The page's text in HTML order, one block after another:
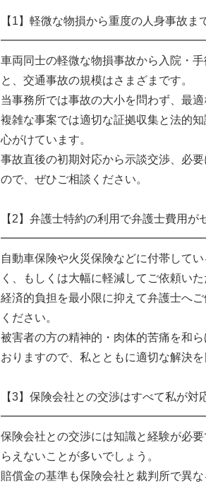
【1】軽微な物損から重度の人身事故ま
車両同士の軽微な物損事故から入院・
と、交通事故の規模はさまざまです。
当事務所では事故の大小を問わず、最適
複雑な事案では適切な証拠収集と法的
心がけています。
事故直後の初期対応から示談交渉、必
ので、ぜひご相談ください。
【2】弁護士特約の利用で弁護士費用が
自動車保険や火災保険などに付帯して
く、もしくは大幅に軽減してご依頼いた
経済的負担を最小限に抑えて弁護士へ
ください。
被害者の方の精神的・肉体的苦痛を和
おりますので、私とともに適切な解決を
【3】保険会社との交渉はすべて私が対
保険会社との交渉には知識と経験が必
らえないことが多いでしょう。
賠償金の基準も保険会社と裁判所で異